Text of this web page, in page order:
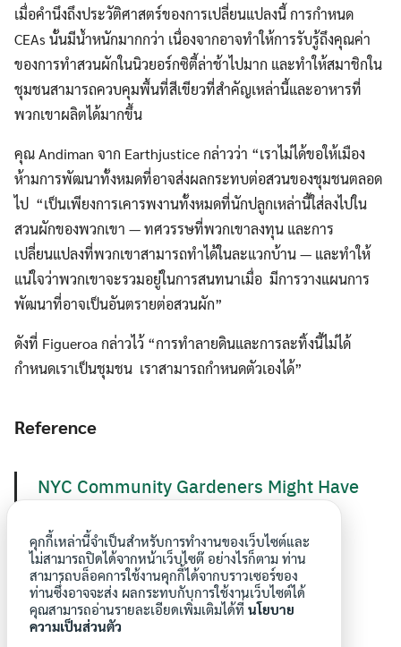
เมื่อคำนึงถึงประวัติศาสตร์ของการเปลี่ยนแปลงนี้ การกำหนด
CEAs นั้นมีน้ำหนักมากกว่า เนื่องจากอาจทำให้การรับรู้ถึงคุณค่า
ของการทำสวนผักในนิวยอร์กซิตี้ล่าช้าไปมาก และทำให้สมาชิกใน
ชุมชนสามารถควบคุมพื้นที่สีเขียวที่สำคัญเหล่านี้และอาหารที่
พวกเขาผลิตได้มากขึ้น
คุณ Andiman จาก Earthjustice กล่าวว่า “เราไม่ได้ขอให้เมือง
ห้ามการพัฒนาทั้งหมดที่อาจส่งผลกระทบต่อสวนของชุมชนตลอด
ไป “เป็นเพียงการเคารพงานทั้งหมดที่นักปลูกเหล่านี้ใส่ลงไปใน
สวนผักของพวกเขา — ทศวรรษที่พวกเขาลงทุน และการ
เปลี่ยนแปลงที่พวกเขาสามารถทำได้ในละแวกบ้าน — และทำให้
แน่ใจว่าพวกเขาจะรวมอยู่ในการสนทนาเมื่อ มีการวางแผนการ
พัฒนาที่อาจเป็นอันตรายต่อสวนผัก”
ดังที่ Figueroa กล่าวไว้ “การทำลายดินและการละทิ้งนี้ไม่ได้
กำหนดเราเป็นชุมชน เราสามารถกำหนดตัวเองได้”
Reference
NYC Community Gardeners Might Have
Development
คุกกี้เหล่านี้จำเป็นสำหรับการทำงานของเว็บไซต์และ
ไม่สามารถปิดได้จากหน้าเว็บไซต๊ อย่างไรก็ตาม ท่าน
สามารถบล็อคการใช้งานคุกกี้ได้จากบราวเซอร์ของ
ท่านซึ่งอาจจะส่ง ผลกระทบกับการใช้งานเว็บไซต์ได้
คุณสามารถอ่านรายละเอียดเพิ่มเติมได้ที่ นโยบาย
ความเป็นส่วนตัว